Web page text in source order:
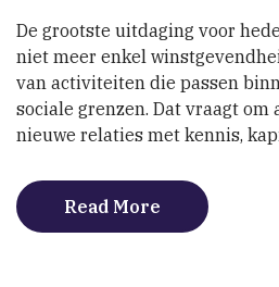
grenzen
De grootste uitdaging voor
niet meer enkel
van activiteiten die passen
sociale grenzen. Dat vraagt
nieuwe relaties met kennis,
Read More